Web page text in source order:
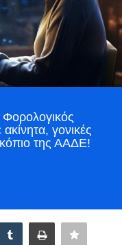
γονικές
της ΑΑΔΕ!